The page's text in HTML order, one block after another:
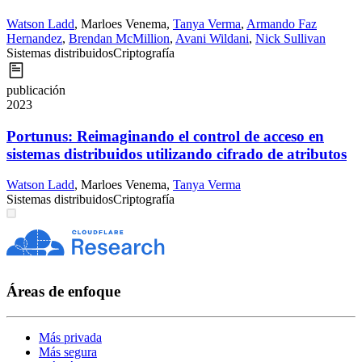
Watson Ladd, Marloes Venema, Tanya Verma, Armando Faz
Hernandez, Brendan McMillion, Avani Wildani, Nick Sullivan
Sistemas distribuidosCriptografía
publicación
2023
Portunus: Reimaginando el control de acceso en
sistemas distribuidos utilizando cifrado de atributos
Watson Ladd, Marloes Venema, Tanya Verma
Sistemas distribuidosCriptografía
Áreas de enfoque
Más privada
Más segura